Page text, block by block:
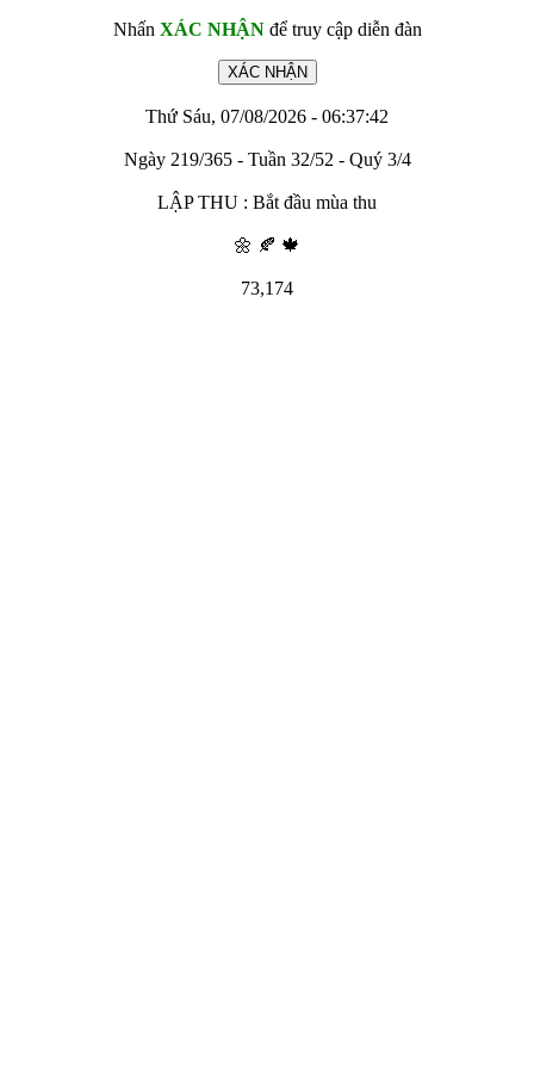
Nhấn XÁC NHẬNđể truy cập diễn đàn
Thứ Sáu, 07/08/2026 - 06:37:42
Ngày 219/365 - Tuần 32/52 - Quý 3/4
LẬP THU : Bắt đầu mùa thu
🌼 🍂 🍁
73,174